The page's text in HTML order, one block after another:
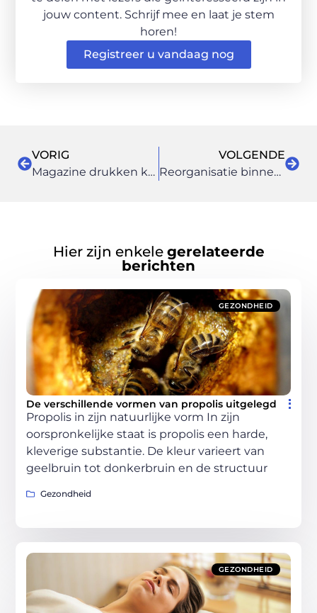
jouw content. Schrijf mee en laat je stem
horen!
Registreer u vandaag nog
VORIG
Magazine drukken kan online voordelig en gemakkelijk
VOLGENDE
Reorganisatie binnen je bedrijf
Hier zijn enkele gerelateerde
berichten
GEZONDHEID
De verschillende vormen van propolis uitgelegd
Propolis in zijn natuurlijke vorm In zijn
oorspronkelijke staat is propolis een harde,
kleverige substantie. De kleur varieert van
geelbruin tot donkerbruin en de structuur
Gezondheid
GEZONDHEID